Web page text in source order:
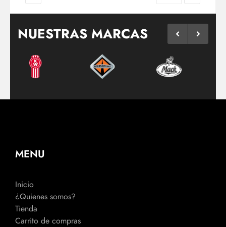
NUESTRAS MARCAS
MENU
Inicio
¿Quienes somos?
Tienda
Carrito de compras